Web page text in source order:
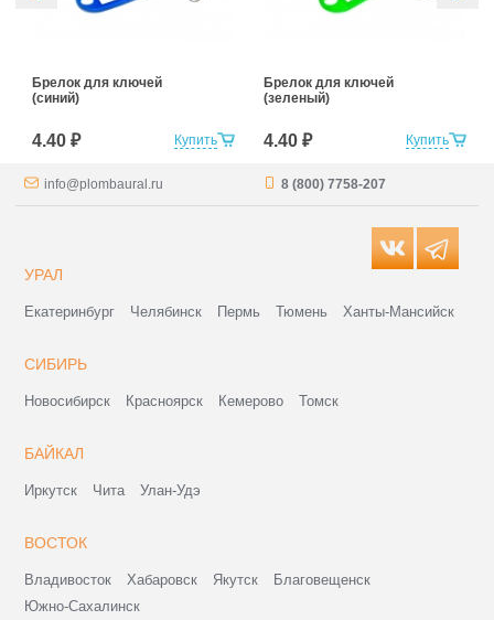
Купить
Брелок для ключей
(синий)
4.40 ₽ Купить
Брелок для ключей
(зеленый)
4.40 ₽
info@plombaural.ru 8 (800) 7758-207
УРАЛ
Екатеринбург Челябинск Пермь Тюмень Ханты-Мансийск
СИБИРЬ
Новосибирск Красноярск Кемерово Томск
БАЙКАЛ
Иркутск Чита Улан-Удэ
ВОСТОК
Владивосток Хабаровск Якутск
Благовещенск
Южно-Сахалинск